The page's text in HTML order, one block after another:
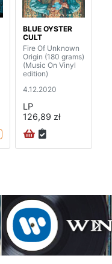
BLUE OYSTER
CULT
Fire Of Unknown
Origin (180 grams)
(Music On Vinyl
edition)
4.12.2020
LP
126,89 zł